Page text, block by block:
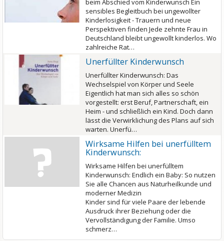
beim Abschied vom Kinderwunsch Ein
sensibles Begleitbuch bei ungewollter
Kinderlosigkeit - Trauern und neue
Perspektiven finden Jede zehnte Frau in
Deutschland bleibt ungewollt kinderlos. Wo
zahlreiche Rat…
Unerfüllter Kinderwunsch
Unerfüllter Kinderwunsch: Das
Wechselspiel von Körper und Seele
Eigentlich hat man sich alles so schön
vorgestellt: erst Beruf, Partnerschaft, ein
Heim - und schließlich ein Kind. Doch dann
lässt die Verwirklichung des Plans auf sich
warten. Unerfü…
Wirksame Hilfen bei unerfülltem
Kinderwunsch:
Wirksame Hilfen bei unerfülltem
Kinderwunsch: Endlich ein Baby: So nutzen
Sie alle Chancen aus Naturheilkunde und
moderner Medizin
Kinder sind für viele Paare der lebende
Ausdruck ihrer Beziehung oder die
Vervollständigung der Familie. Umso
schmerz…